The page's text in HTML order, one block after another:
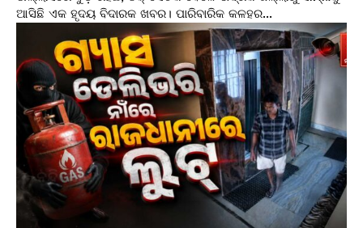
ଆସିଛି ଏକ ହୃଦୟ ବିଦାରକ ଖବର। ପାରିବାରିକ କଳହର...